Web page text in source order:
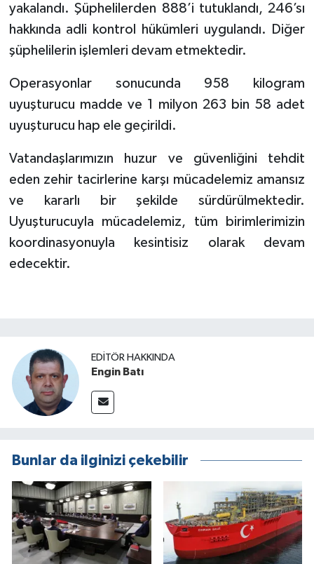
yakalandı. Şüphelilerden 888’i tutuklandı, 246’sı
hakkında adli kontrol hükümleri uygulandı. Diğer
şüphelilerin işlemleri devam etmektedir.
Operasyonlar sonucunda 958 kilogram
uyuşturucu madde ve 1 milyon 263 bin 58 adet
uyuşturucu hap ele geçirildi.
Vatandaşlarımızın huzur ve güvenliğini tehdit
eden zehir tacirlerine karşı mücadelemiz amansız
ve kararlı bir şekilde sürdürülmektedir.
Uyuşturucuyla mücadelemiz, tüm birimlerimizin
koordinasyonuyla kesintisiz olarak devam
edecektir.
EDITÖR HAKKINDA
Engin Batı
Bunlar da ilginizi çekebilir